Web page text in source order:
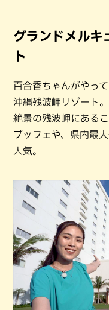
グランドメルキ
ト
百合香ちゃんがやっ
沖縄残波岬リゾート。
絶景の残波岬にある
ブッフェや、県内最
人気。